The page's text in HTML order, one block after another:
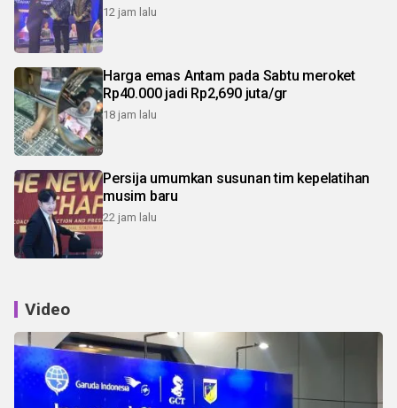
12 jam lalu
Harga emas Antam pada Sabtu meroket
Rp40.000 jadi Rp2,690 juta/gr
18 jam lalu
Persija umumkan susunan tim kepelatihan
musim baru
22 jam lalu
Video